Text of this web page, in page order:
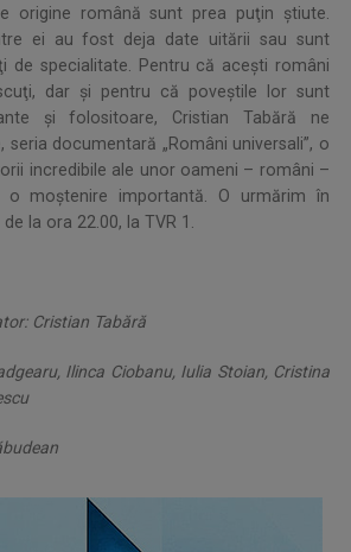
origine română sunt prea puţin ştiute.
ei au fost deja date uitării sau sunt
de specialitate. Pentru că aceşti români
dar şi pentru că poveştile lor sunt
şi folositoare, Cristian Tabără ne
seria documentară „Români universali”, o
incredibile ale unor oameni – români –
moştenire importantă. O urmărim în
la ora 22.00, la TVR 1.
Cristian Tabără
Ilinca Ciobanu, Iulia Stoian, Cristina